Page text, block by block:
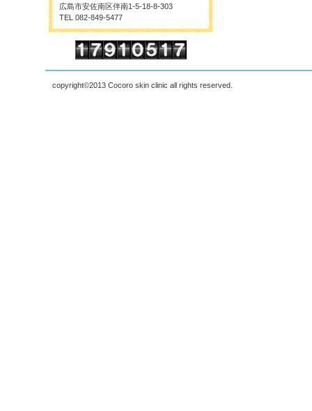
広島市安佐南区伴南1-5-18-8-303
TEL 082-849-5477
copyright©2013 Cocoro skin clinic all rights reserved.